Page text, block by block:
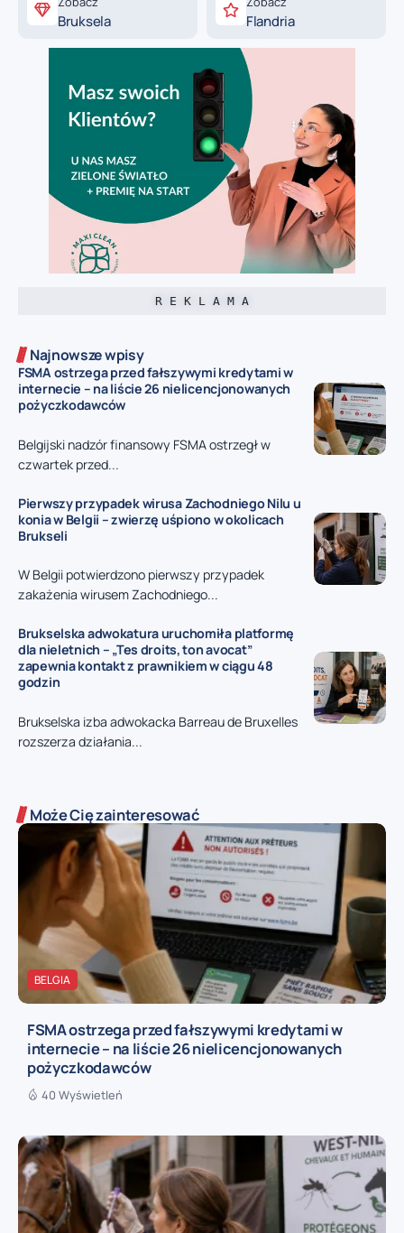
Bruksela Flandria
R E K L A M A
Najnowsze wpisy
FSMA ostrzega przed fałszywymi kredytami w
internecie – na liście 26 nielicencjonowanych
pożyczkodawców
Belgijski nadzór finansowy FSMA ostrzegł w
czwartek przed...
Pierwszy przypadek wirusa Zachodniego Nilu u
konia w Belgii – zwierzę uśpiono w okolicach
Brukseli
W Belgii potwierdzono pierwszy przypadek
zakażenia wirusem Zachodniego...
Brukselska adwokatura uruchomiła platformę
dla nieletnich – „Tes droits, ton avocat”
zapewnia kontakt z prawnikiem w ciągu 48
godzin
Brukselska izba adwokacka Barreau de Bruxelles
rozszerza działania...
Może Cię zainteresować
BELGIA
FSMA ostrzega przed fałszywymi kredytami w
internecie – na liście 26 nielicencjonowanych
pożyczkodawców
40 Wyświetleń